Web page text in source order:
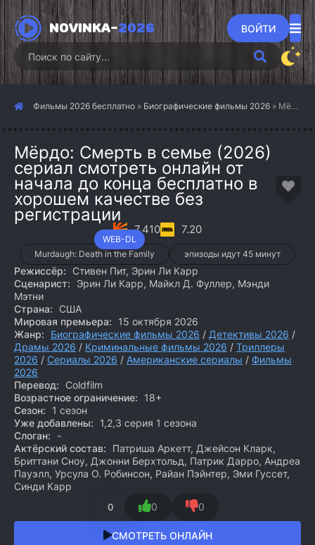
NOVINKA-2026 ВОЙТИ
Фильмы 2026 бесплатно » Биографические фильмы 2026 » Мёрдо: Смерть в семье (2026)
Мёрдо: Смерть в семье (2026)
сериал смотреть онлайн от
начала до конца бесплатно в
хорошем качестве без
регистрации
WEB-DL
7.410 7.20
Murdaugh: Death in the Family эпизоды идут 45 минут
Режиссёр:
Стивен Пит, Эрин Ли Карр
Сценарист:
Эрин Ли Карр, Майкл Д. Фуллер, Мэнди
Мэтни
Страна:
США
Мировая премьера:
15 октября 2026
Жанр:
Биографические фильмы 2026 / Детективы 2026 /
Драмы 2026 / Криминальные фильмы 2026 / Триллеры
2026 / Сериалы 2026 / Американские сериалы / Фильмы
2026
Перевод:
Coldfilm
Возрастное ограничение:
18+
Сезон:
1 сезон
Уже добавлены:
1,2,3 серия 1 сезона
Слоган:
-
Актёрский состав:
Патриша Аркетт, Джейсон Кларк,
Бриттани Сноу, Джонни Берхтольд, Патрик Дарро, Андреа
Пауэлл, Урсула О. Робинсон, Райан Пэйнтер, Эми Гуссет,
Синди Карр
0 0 0
СМОТРЕТЬ ОНЛАЙН